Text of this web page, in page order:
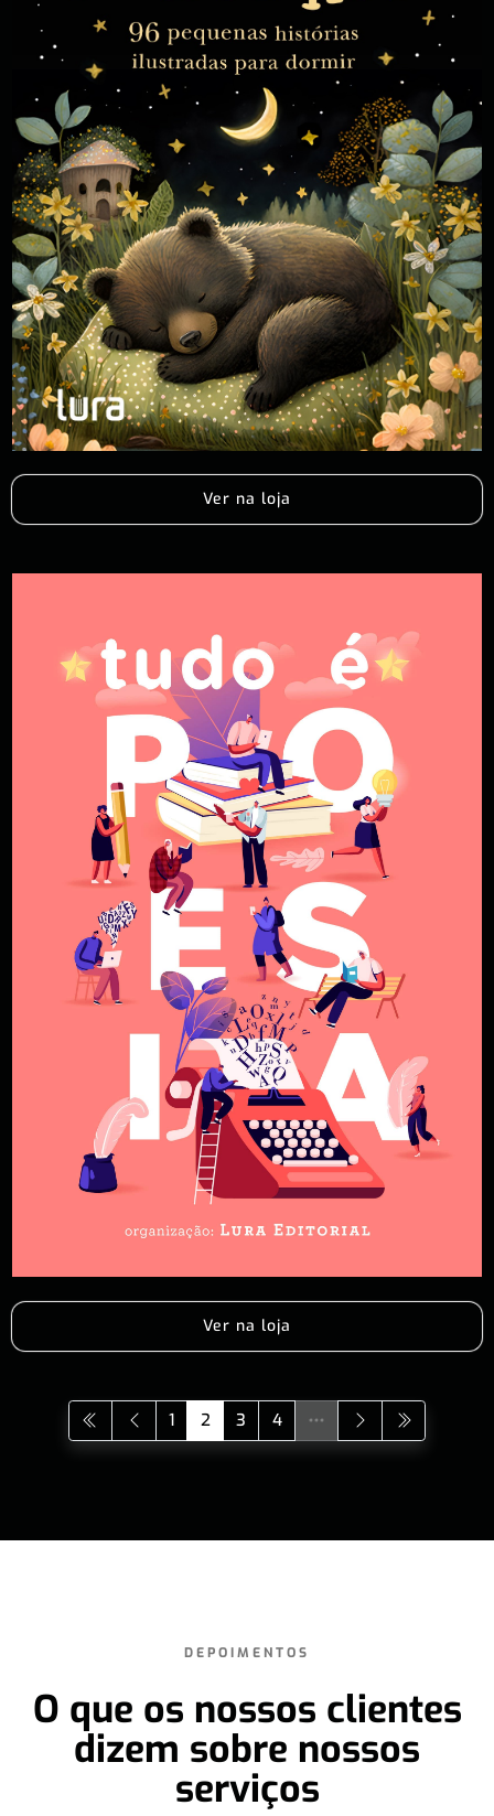
Ver na loja
Ver na loja
1 2 3 4
DEPOIMENTOS
O que os nossos clientes
dizem sobre nossos
serviços